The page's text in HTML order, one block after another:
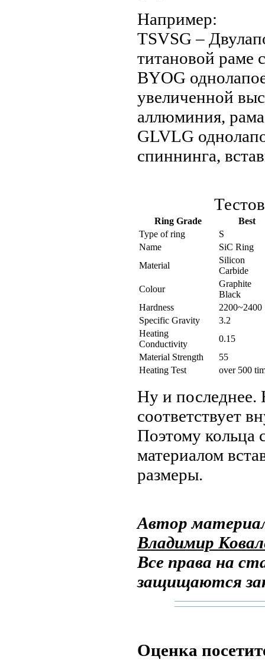
Например:
TSVSG –
титановой раме
BYOG
увеличенной
аллюминия,
GLVLG
спиннинга,
Ring Grade
Best
Type of ring
S
Name
SiC Ring
Material
Silicon
Carbide
Colour
Graphite
Black
Hardness
2200~2400
Specific Gravity
3.2
Heating
Conductivity
0.15
Material Strength
55
Heating Test
over 500
Ну и последнее.
соответствует
Поэтому кольца
материалом
размеры.
Автор
Владимир
Все права на
защищаются
Оценка